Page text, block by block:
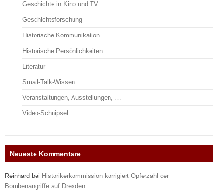
Geschichte in Kino und TV
Geschichtsforschung
Historische Kommunikation
Historische Persönlichkeiten
Literatur
Small-Talk-Wissen
Veranstaltungen, Ausstellungen, …
Video-Schnipsel
Neueste Kommentare
Reinhard bei Historikerkommission korrigiert Opferzahl der
Bombenangriffe auf Dresden